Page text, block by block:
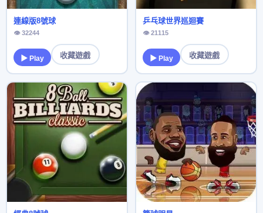
連線版8號球
👁 32244
▶ Play 收藏遊戲
乒乓球世界巡迴賽
👁 21115
▶ Play 收藏遊戲